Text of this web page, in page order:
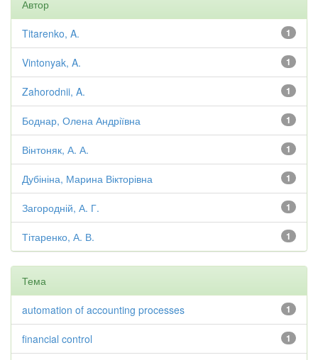
Автор
1
Titarenko, A.
1
Vintonyak, A.
1
Zahorodnii, A.
1
Боднар, Олена Андріївна
1
Вінтоняк, А. А.
1
Дубініна, Марина Вікторівна
1
Загородній, А. Г.
1
Тітаренко, А. В.
Тема
1
automation of accounting processes
1
financial control